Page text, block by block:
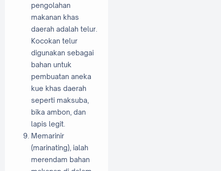
pengolahan
makanan khas
daerah adalah telur.
Kocokan telur
digunakan sebagai
bahan untuk
pembuatan aneka
kue khas daerah
seperti maksuba,
bika ambon, dan
lapis legit.
Memarinir
(marinating), ialah
merendam bahan